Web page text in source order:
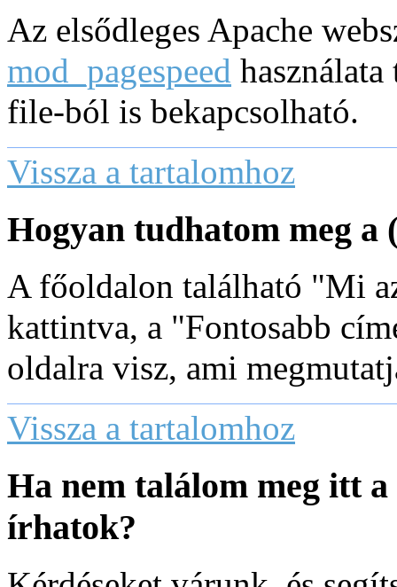
Az elsődleges Apache
mod_pagespeed használata
file-ból is bekapcsolható.
Vissza a tartalomhoz
Hogyan tudhatom meg a
A főoldalon található "Mi
kattintva, a "Fontosabb
oldalra visz, ami
Vissza a tartalomhoz
Ha nem találom meg itt
írhatok?